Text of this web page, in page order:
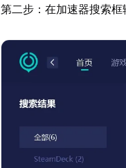
第二步：在加速器搜索框